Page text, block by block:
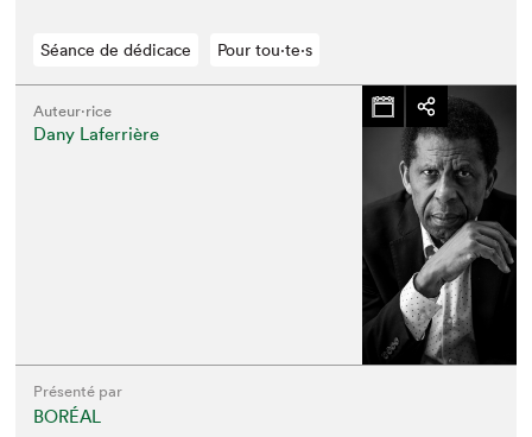
Séance de dédicace Pour tou⋅te⋅s
Auteur·rice
Dany Laferrière
Présenté par
BORÉAL